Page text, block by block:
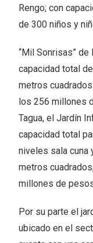
Rengo; con
de 300 niños y
“Mil Sonrisas” de
capacidad total
metros
los 256 millones
Tagua, el Jardín
capacidad total
niveles sala cuna
metros
millones de
Por su parte el
ubicado en el